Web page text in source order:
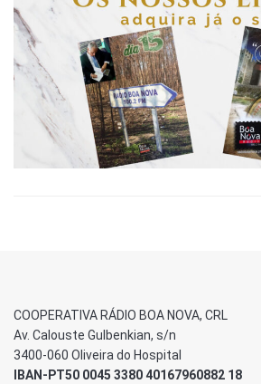
COOPERATIVA RÁDIO BOA NOVA, CRL
Av. Calouste Gulbenkian, s/n
3400-060 Oliveira do Hospital
IBAN-PT50 0045 3380 40167960882 18